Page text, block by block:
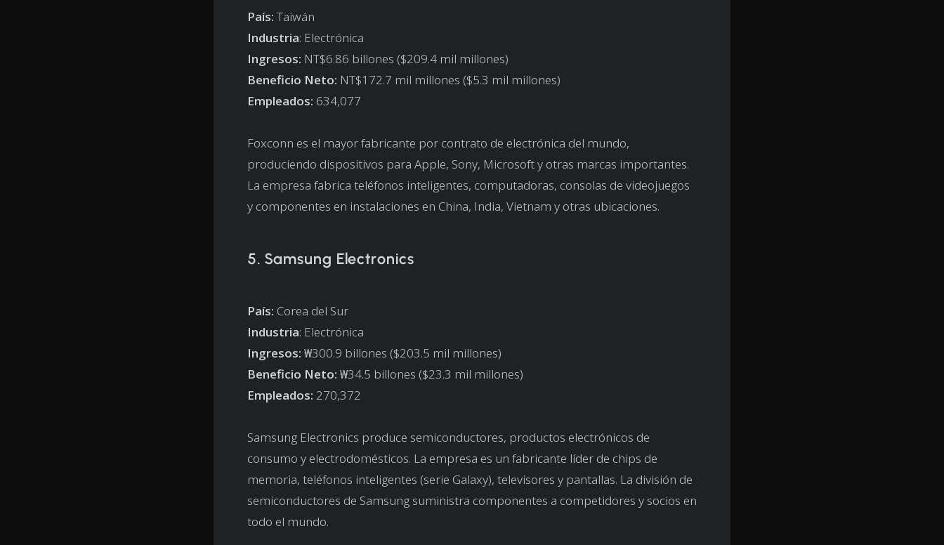
País: Taiwán
Industria: Electrónica
Ingresos: NT$6.86 billones ($209.4 mil millones)
Beneficio Neto: NT$172.7 mil millones ($5.3 mil millones)
Empleados: 634,077
Foxconn es el mayor fabricante por contrato de electrónica del mundo,
produciendo dispositivos para Apple, Sony, Microsoft y otras marcas importantes.
La empresa fabrica teléfonos inteligentes, computadoras, consolas de videojuegos
y componentes en instalaciones en China, India, Vietnam y otras ubicaciones.
5. Samsung Electronics
País: Corea del Sur
Industria: Electrónica
Ingresos: ₩300.9 billones ($203.5 mil millones)
Beneficio Neto: ₩34.5 billones ($23.3 mil millones)
Empleados: 270,372
Samsung Electronics produce semiconductores, productos electrónicos de
consumo y electrodomésticos. La empresa es un fabricante líder de chips de
memoria, teléfonos inteligentes (serie Galaxy), televisores y pantallas. La división de
semiconductores de Samsung suministra componentes a competidores y socios en
todo el mundo.